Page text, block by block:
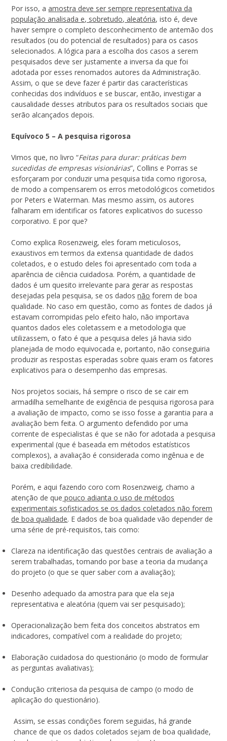
Por isso, aamostra deve ser sempre representativa da
população analisada e, sobretudo, aleatória, isto é, deve
haver sempre o completo desconhecimento de antemão dos
resultados (ou do potencial de resultados) para os casos
selecionados. A lógica para a escolha dos casos a serem
pesquisados deve ser justamente a inversa da que foi
adotada por esses renomados autores da Administração.
Assim, o que se deve fazer é partir das características
conhecidas dos indivíduos e se buscar, então, investigar a
causalidade desses atributos para os resultados sociais que
serão alcançados depois.
Equívoco 5 – A pesquisa rigorosa
Vimos que, no livro “Feitas para durar: práticas bem
sucedidas de empresas visionárias”, Collins e Porras se
esforçaram por conduzir uma pesquisa tida como rigorosa,
de modo a compensarem os erros metodológicos cometidos
por Peters e Waterman. Mas mesmo assim, os autores
falharam em identificar os fatores explicativos do sucesso
corporativo. E por que?
Como explica Rosenzweig, eles foram meticulosos,
exaustivos em termos da extensa quantidade de dados
coletados, e o estudo deles foi apresentado com toda a
aparência de ciência cuidadosa. Porém, a quantidade de
dados é um quesito irrelevante para gerar as respostas
desejadas pela pesquisa, se os dadosnão forem de boa
qualidade. No caso em questão, como as fontes de dados já
estavam corrompidas pelo efeito halo, não importava
quantos dados eles coletassem e a metodologia que
utilizassem, o fato é que a pesquisa deles já havia sido
planejada de modo equivocada e, portanto, não conseguiria
produzir as respostas esperadas sobre quais eram os fatores
explicativos para o desempenho das empresas.
Nos projetos sociais, há sempre o risco de se cair em
armadilha semelhante de exigência de pesquisa rigorosa para
a avaliação de impacto, como se isso fosse a garantia para a
avaliação bem feita. O argumento defendido por uma
corrente de especialistas é que se não for adotada a pesquisa
experimental (que é baseada em métodos estatísticos
complexos), a avaliação é considerada como ingênua e de
baixa credibilidade.
Porém, e aqui fazendo coro com Rosenzweig, chamo a
atenção de que pouco adianta o uso de métodos
experimentais sofisticados se os dados coletados não forem
de boa qualidade. E dados de boa qualidade vão depender de
uma série de pré-requisitos, tais como:
Clareza na identificação das questões centrais de avaliação a
serem trabalhadas, tomando por base a teoria da mudança
do projeto (o que se quer saber com a avaliação);
Desenho adequado da amostra para que ela seja
representativa e aleatória (quem vai ser pesquisado);
Operacionalização bem feita dos conceitos abstratos em
indicadores, compatível com a realidade do projeto;
Elaboração cuidadosa do questionário (o modo de formular
as perguntas avaliativas);
Condução criteriosa da pesquisa de campo (o modo de
aplicação do questionário).
Assim, se essas condições forem seguidas, há grande
chance de que os dados coletados sejam de boa qualidade,